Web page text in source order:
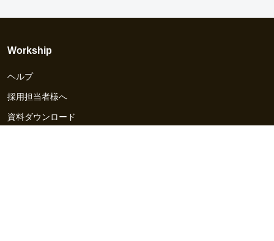
Workship
ヘルプ
採用担当者様へ
資料ダウンロード